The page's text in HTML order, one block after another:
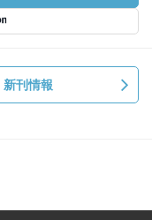
刊情報